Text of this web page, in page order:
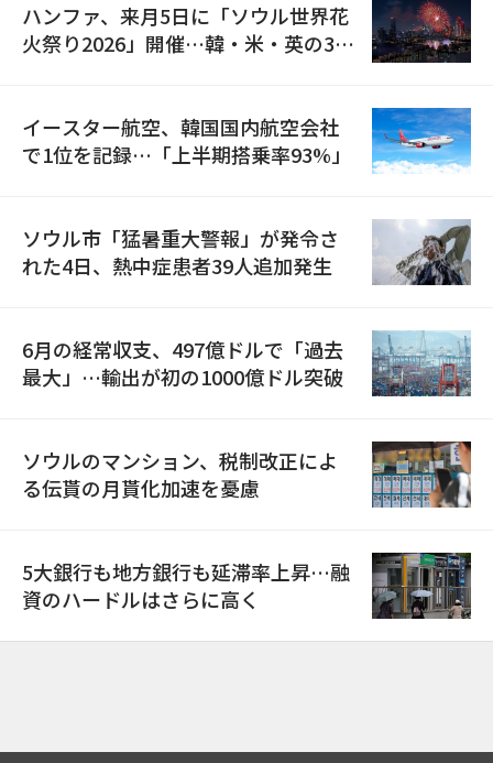
ハンファ、来月5日に「ソウル世界花
火祭り2026」開催…韓・米・英の3カ
イースター航空、韓国国内航空会社
で1位を記録…「上半期搭乗率93%」
ソウル市「猛暑重大警報」が発令さ
れた4日、熱中症患者39人追加発生
6月の経常収支、497億ドルで「過去
最大」…輸出が初の1000億ドル突破
ソウルのマンション、税制改正によ
る伝貰の月貰化加速を憂慮
5大銀行も地方銀行も延滞率上昇…融
資のハードルはさらに高く